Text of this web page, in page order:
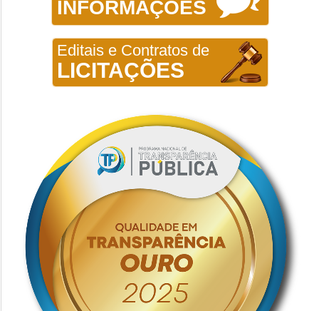
INFORMAÇÕES
Editais e Contratos de
LICITAÇÕES